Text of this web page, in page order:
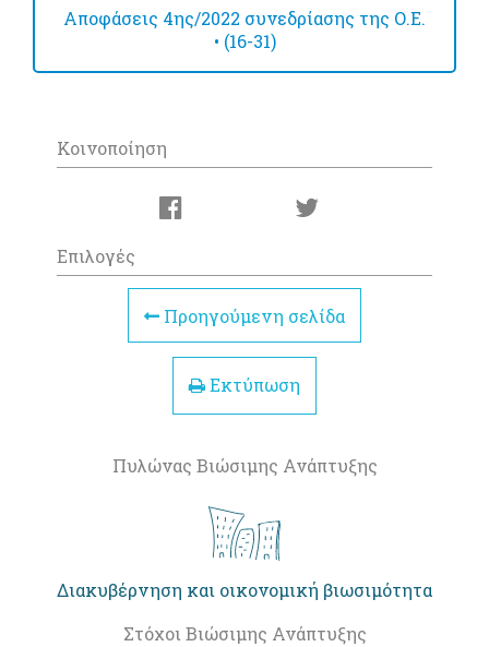
Αποφάσεις 4ης/2022 συνεδρίασης της Ο.Ε.
• (16-31)
Κοινοποίηση
Επιλογές
Προηγούμενη σελίδα
Εκτύπωση
Πυλώνας Βιώσιμης Ανάπτυξης
Διακυβέρνηση και οικονομική βιωσιμότητα
Στόχοι Βιώσιμης Ανάπτυξης